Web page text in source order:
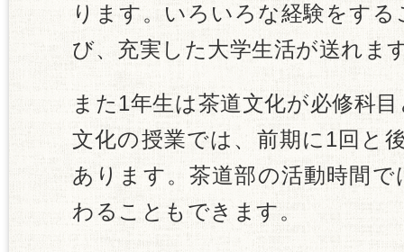
ります。いろいろな経験をす
び、充実した大学生活が送れま
また1年生は茶道文化が必修科
文化の授業では、前期に1回と
あります。茶道部の活動時間
わることもできます。